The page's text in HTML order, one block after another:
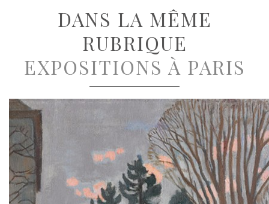
DANS LA MÊME
RUBRIQUE
EXPOSITIONS À PARIS